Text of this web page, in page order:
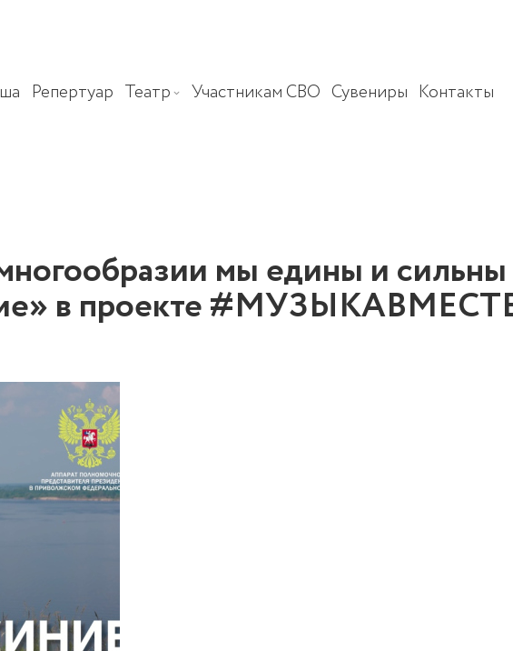
Репертуар Театр Участникам СВО Сувениры Контакты
мы едины и сильны
в проекте